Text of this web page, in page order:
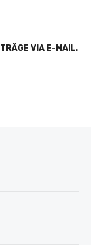
VIA E-MAIL.